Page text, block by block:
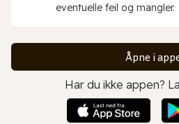
eventuelle feil og mangler.
Åpne i
Har du ikke appen?